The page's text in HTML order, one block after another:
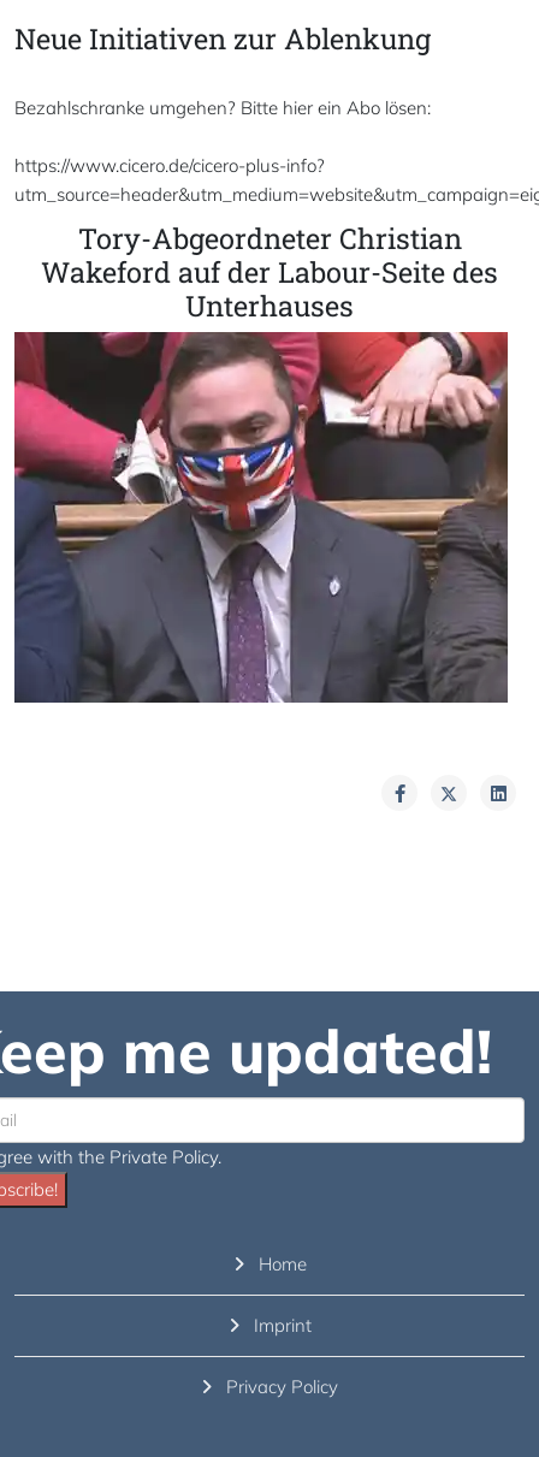
Neue Initiativen zur Ablenkung
Bezahlschranke umgehen? Bitte hier ein Abo lösen:
https://www.cicero.de/cicero-plus-info?
Tory-Abgeordneter Christian
Wakeford auf der Labour-Seite des
Unterhauses
me updated!
with the Private Policy.
Home
Imprint
Privacy Policy